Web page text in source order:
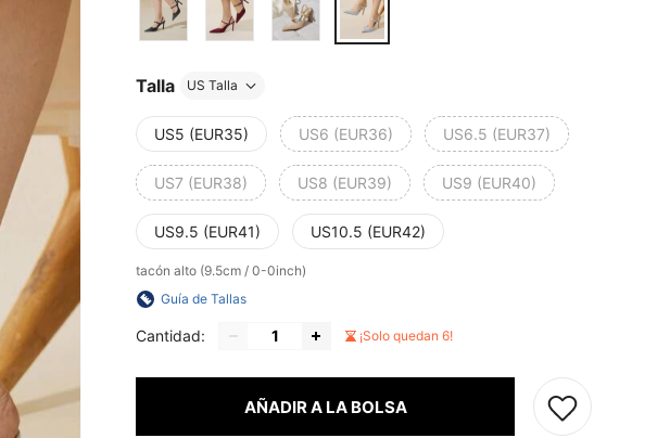
Talla US Talla
US5 (EUR35) US6 (EUR36) US6.5 (EUR37)
US7 (EUR38) US8 (EUR39) US9 (EUR40)
US9.5 (EUR41) US10.5 (EUR42)
tacón alto (9.5cm / 0-0inch)
Guía de Tallas
Cantidad: ¡Solo quedan 6!
AÑADIR A LA BOLSA